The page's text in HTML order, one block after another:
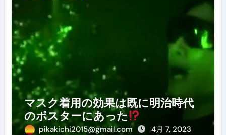
マスク着用の効果は既に明治時代
のポスターにあった
pikakichi2015@gmail.com 4月 7, 2023